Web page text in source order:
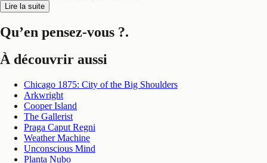
Lire la suite
Qu’en pensez-vous ?.
À découvrir aussi
Chicago 1875: City of the Big Shoulders
Arkwright
Cooper Island
The Gallerist
Praga Caput Regni
Weather Machine
Unconscious Mind
Planta Nubo